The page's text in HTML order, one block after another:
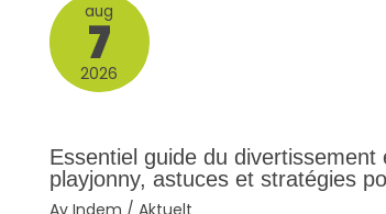
aug
7
2026
Essentiel guide du divertissement
playjonny, astuces et stratégies